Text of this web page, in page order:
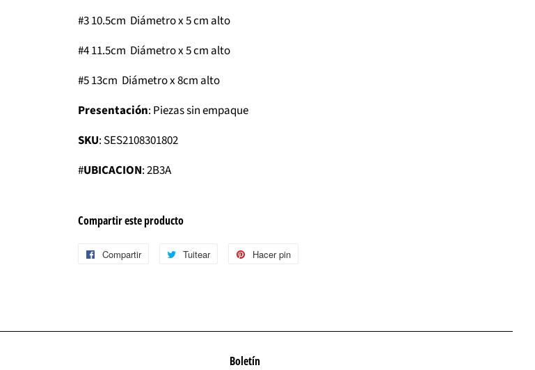
#3 10.5cm Diámetro x 5 cm alto
#4 11.5cm Diámetro x 5 cm alto
#5 13cm Diámetro x 8cm alto
Presentación: Piezas sin empaque
SKU: SES2108301802
#UBICACION: 2B3A
Compartir este producto
Compartir
CompartirTuitear
Tuitear
Hacer pin
Boletín